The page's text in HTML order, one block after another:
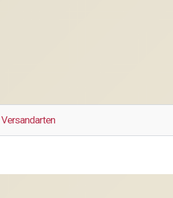
Versandarten